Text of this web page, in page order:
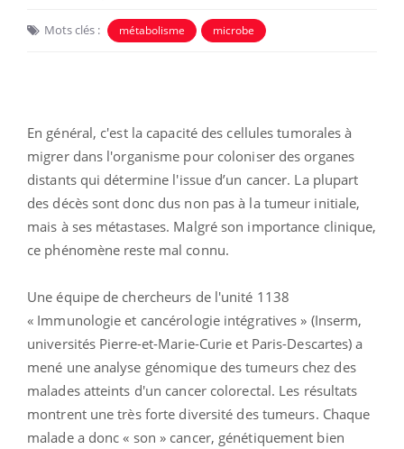
Mots clés : métabolisme microbe
En général, c'est la capacité des cellules tumorales à
migrer dans l'organisme pour coloniser des organes
distants qui détermine l'issue d’un cancer. La plupart
des décès sont donc dus non pas à la tumeur initiale,
mais à ses métastases. Malgré son importance clinique,
ce phénomène reste mal connu.
Une équipe de chercheurs de l'unité 1138
« Immunologie et cancérologie intégratives » (Inserm,
universités Pierre-et-Marie-Curie et Paris-Descartes) a
mené une analyse génomique des tumeurs chez des
malades atteints d'un cancer colorectal. Les résultats
montrent une très forte diversité des tumeurs. Chaque
malade a donc « son » cancer, génétiquement bien